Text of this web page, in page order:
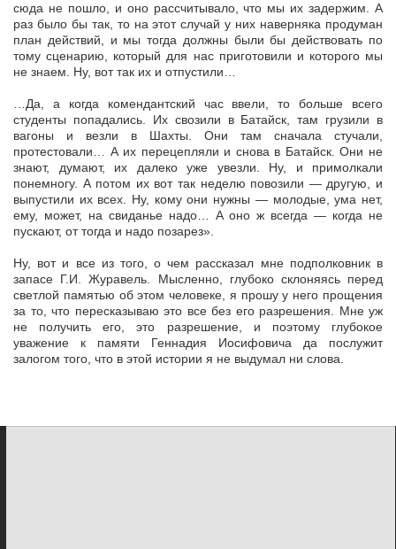
сюда не пошло, и оно рассчитывало, что мы их задержим. А
раз было бы так, то на этот случай у них наверняка продуман
план действий, и мы тогда должны были бы действовать по
тому сценарию, который для нас приготовили и которого мы
не знаем. Ну, вот так их и отпустили…
…Да, а когда комендантский час ввели, то больше всего
студенты попадались. Их свозили в Батайск, там грузили в
вагоны и везли в Шахты. Они там сначала стучали,
протестовали… А их перецепляли и снова в Батайск. Они не
знают, думают, их далеко уже увезли. Ну, и примолкали
понемногу. А потом их вот так неделю повозили — другую, и
выпустили их всех. Ну, кому они нужны — молодые, ума нет,
ему, может, на свиданье надо… А оно ж всегда — когда не
пускают, от тогда и надо позарез».
Ну, вот и все из того, о чем рассказал мне подполковник в
запасе Г.И. Журавель. Мысленно, глубоко склоняясь перед
светлой памятью об этом человеке, я прошу у него прощения
за то, что пересказываю это все без его разрешения. Мне уж
не получить его, это разрешение, и поэтому глубокое
уважение к памяти Геннадия Иосифовича да послужит
залогом того, что в этой истории я не выдумал ни слова.